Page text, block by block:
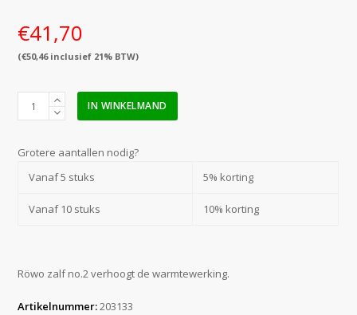
€41,70
(€50,46inclusief 21% BTW)
(warmte)
IN WINKELMAND
Grotere aantallen nodig?
Vanaf 5 stuks
5% korting
Vanaf 10 stuks 10% korting
Röwo zalf no.2 verhoogt de warmtewerking.
Artikelnummer:203133